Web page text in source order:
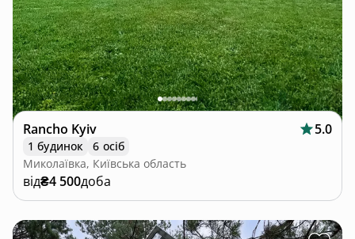
Rancho Kyiv 5.0
1 будинок
6 осіб
Миколаївка, Київська область
від₴4 500доба